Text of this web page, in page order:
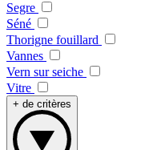
Segre
Séné
Thorigne fouillard
Vannes
Vern sur seiche
Vitre
+ de critères